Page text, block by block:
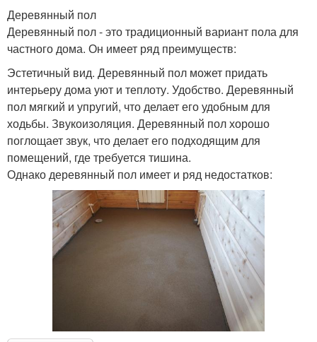
Деревянный пол
Деревянный пол - это традиционный вариант пола для
частного дома. Он имеет ряд преимуществ:
Эстетичный вид. Деревянный пол может придать
интерьеру дома уют и теплоту. Удобство. Деревянный
пол мягкий и упругий, что делает его удобным для
ходьбы. Звукоизоляция. Деревянный пол хорошо
поглощает звук, что делает его подходящим для
помещений, где требуется тишина.
Однако деревянный пол имеет и ряд недостатков: